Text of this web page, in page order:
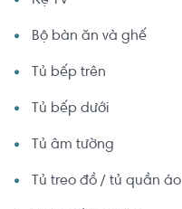
Bộ bàn ăn và ghế
Tủ bếp trên
Tủ bếp dưới
Tủ âm tường
Tủ treo đồ / tủ quần áo